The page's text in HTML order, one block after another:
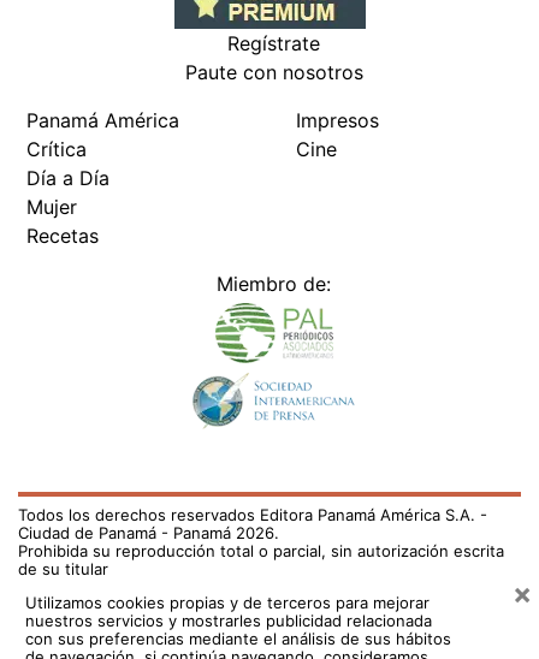
Regístrate
Paute con nosotros
Panamá América
Crítica
Día a Día
Mujer
Recetas
Impresos
Cine
Miembro de:
Todos los derechos reservados Editora Panamá América S.A. -
Ciudad de Panamá - Panamá 2026.
Prohibida su reproducción total o parcial, sin autorización escrita
de su titular
Utilizamos cookies propias y de terceros para mejorar
nuestros servicios y mostrarles publicidad relacionada
con sus preferencias mediante el análisis de sus hábitos
×